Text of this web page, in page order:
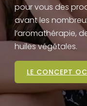
pour vous des
avant les
l’aromathérapie,
huiles végétales.
LE CONCEPT